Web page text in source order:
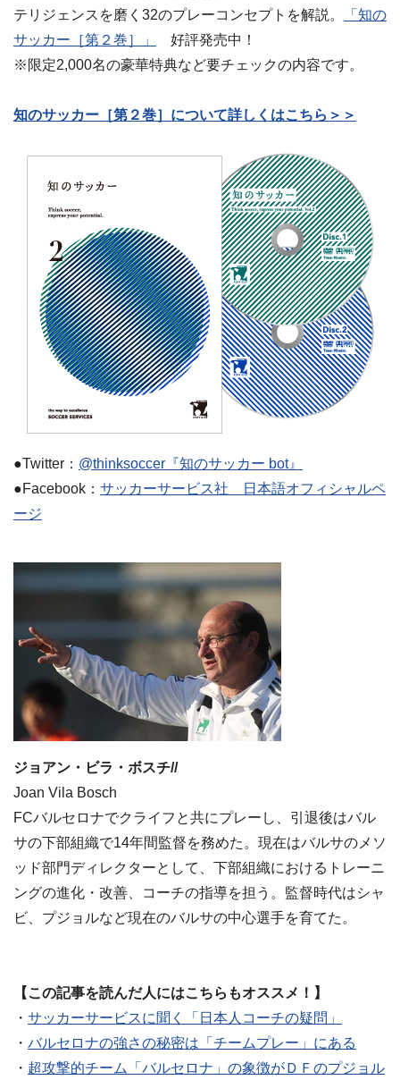
テリジェンスを磨く32のプレーコンセプトを解説。
「知の
サッカー［第２巻］」
好評発売中！
※限定2,000名の豪華特典など要チェックの内容です。
知のサッカー［第２巻］について詳しくはこちら＞＞
●Twitter： @thinksoccer『知のサッカー bot』
●Facebook： サッカーサービス社 日本語オフィシャルペ
ージ
ジョアン・ビラ・ボスチ//
Joan Vila Bosch
FCバルセロナでクライフと共にプレーし、引退後はバル
サの下部組織で14年間監督を務めた。現在はバルサのメソ
ッド部門ディレクターとして、下部組織におけるトレーニ
ングの進化・改善、コーチの指導を担う。監督時代はシャ
ビ、プジョルなど現在のバルサの中心選手を育てた。
【この記事を読んだ人にはこちらもオススメ！】
・ サッカーサービスに聞く「日本人コーチの疑問」
・ バルセロナの強さの秘密は「チームプレー」にある
・ 超攻撃的チーム「バルセロナ」の象徴がＤＦのプジョル